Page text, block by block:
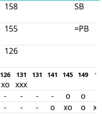
158 SB
155 =PB
126
126 131 131 141 145 149
xo xxx
- - - - o o
- - - o xo o